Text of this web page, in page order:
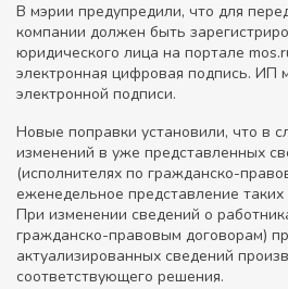
В мэрии предупредили, что для
компании должен быть
юридического лица на портале
электронная цифровая подпись. ИП
электронной подписи.
Новые поправки установили, что в
изменений в уже представленных
(исполнителях по гражданско-
еженедельное представление таких
При изменении сведений о
гражданско-правовым договорам)
актуализированных сведений
соответствующего решения.